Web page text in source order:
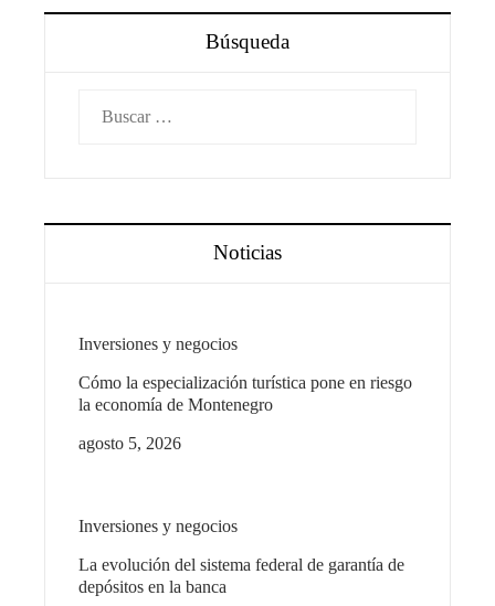
Búsqueda
Noticias
Inversiones y negocios
Cómo la especialización turística pone en riesgo
la economía de Montenegro
agosto 5, 2026
Inversiones y negocios
La evolución del sistema federal de garantía de
depósitos en la banca